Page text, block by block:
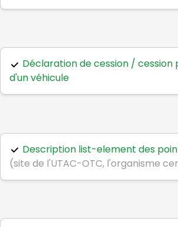
Déclaration de cession /
d'un véhicule
Description list-element des
(site de l'UTAC-OTC, l'organisme